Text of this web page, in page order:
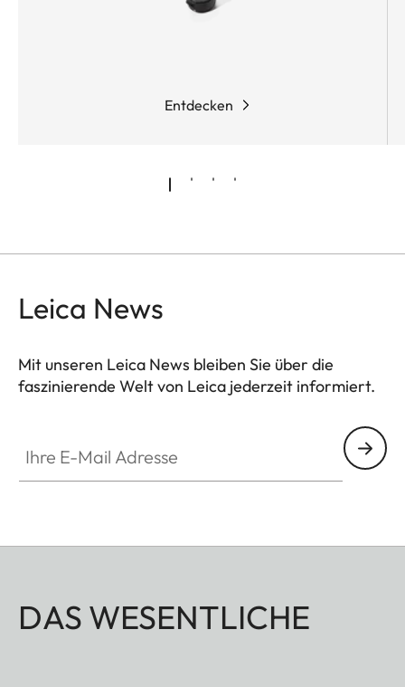
Entdecken
Leica News
Mit unseren Leica News bleiben Sie über die
faszinierende Welt von Leica jederzeit informiert.
DAS WESENTLICHE